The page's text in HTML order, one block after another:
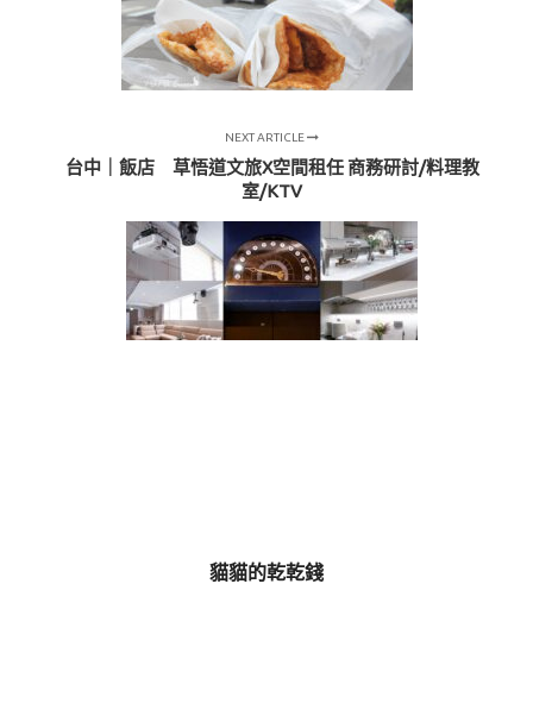
NEXT ARTICLE
台中｜飯店 草悟道文旅X空間租任 商務研討/料理教
室/KTV
貓貓的乾乾錢